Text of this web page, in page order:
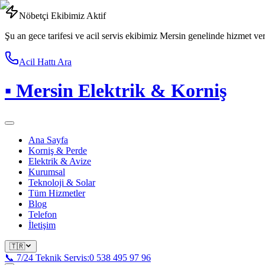
Nöbetçi Ekibimiz Aktif
Şu an gece tarifesi ve acil servis ekibimiz Mersin genelinde hizmet
Acil Hattı Ara
▪ Mersin Elektrik & Korniş
Ana Sayfa
Korniş & Perde
Elektrik & Avize
Kurumsal
Teknoloji & Solar
Tüm Hizmetler
Blog
Telefon
İletişim
🇹🇷
📞 7/24 Teknik Servis:0 538 495 97 96